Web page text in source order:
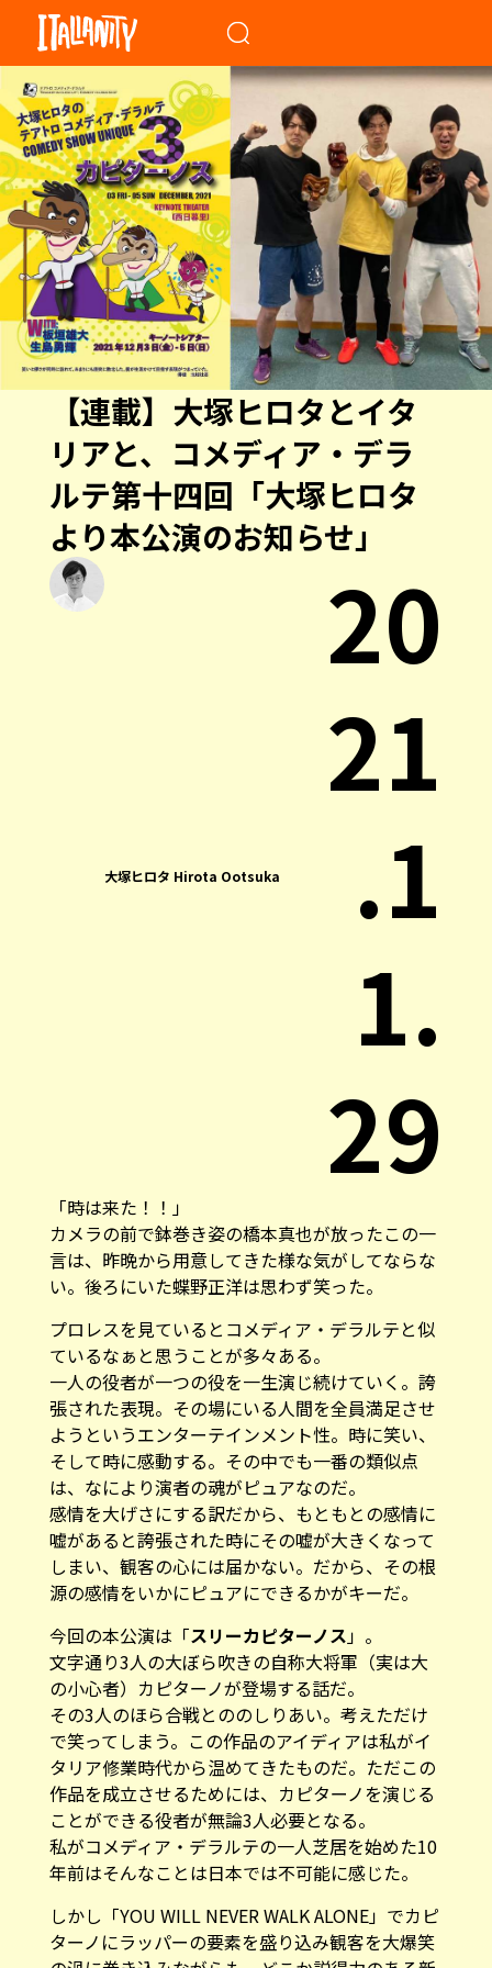
【連載】大塚ヒロタとイタ
リアと、コメディア・デラ
ルテ第十四回「大塚ヒロタ
より本公演のお知らせ」
大塚ヒロタ Hirota Ootsuka
20
21
.1
1.
29
「時は来た！！」
カメラの前で鉢巻き姿の橋本真也が放ったこの一
言は、昨晩から用意してきた様な気がしてならな
い。後ろにいた蝶野正洋は思わず笑った。
プロレスを見ているとコメディア・デラルテと似
ているなぁと思うことが多々ある。
一人の役者が一つの役を一生演じ続けていく。誇
張された表現。その場にいる人間を全員満足させ
ようというエンターテインメント性。時に笑い、
そして時に感動する。その中でも一番の類似点
は、なにより演者の魂がピュアなのだ。
感情を大げさにする訳だから、もともとの感情に
嘘があると誇張された時にその嘘が大きくなって
しまい、観客の心には届かない。だから、その根
源の感情をいかにピュアにできるかがキーだ。
今回の本公演は「スリーカピターノス」。
文字通り3人の大ぼら吹きの自称大将軍（実は大
の小心者）カピターノが登場する話だ。
その3人のほら合戦とののしりあい。考えただけ
で笑ってしまう。この作品のアイディアは私がイ
タリア修業時代から温めてきたものだ。ただこの
作品を成立させるためには、カピターノを演じる
ことができる役者が無論3人必要となる。
私がコメディア・デラルテの一人芝居を始めた10
年前はそんなことは日本では不可能に感じた。
しかし「YOU WILL NEVER WALK ALONE」でカピ
ターノにラッパーの要素を盛り込み観客を大爆笑